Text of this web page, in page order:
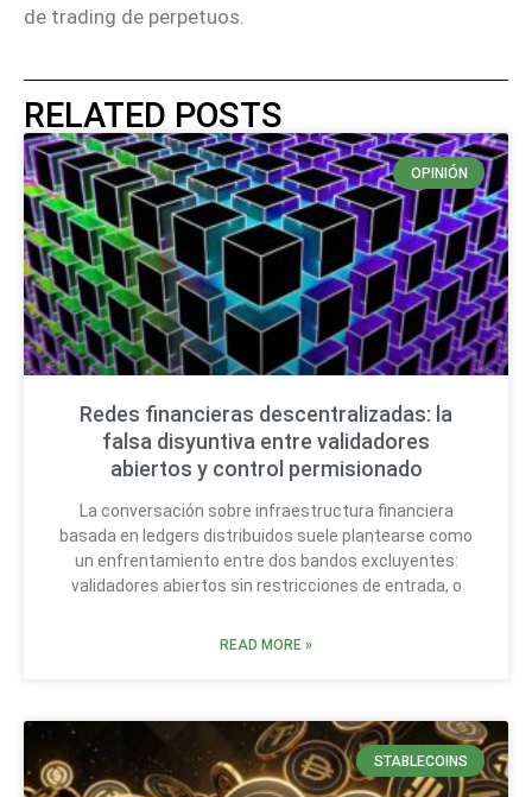
de trading de perpetuos.
RELATED POSTS
OPINIÓN
Redes financieras descentralizadas: la
falsa disyuntiva entre validadores
abiertos y control permisionado
La conversación sobre infraestructura financiera
basada en ledgers distribuidos suele plantearse como
un enfrentamiento entre dos bandos excluyentes:
validadores abiertos sin restricciones de entrada, o
READ MORE »
STABLECOINS